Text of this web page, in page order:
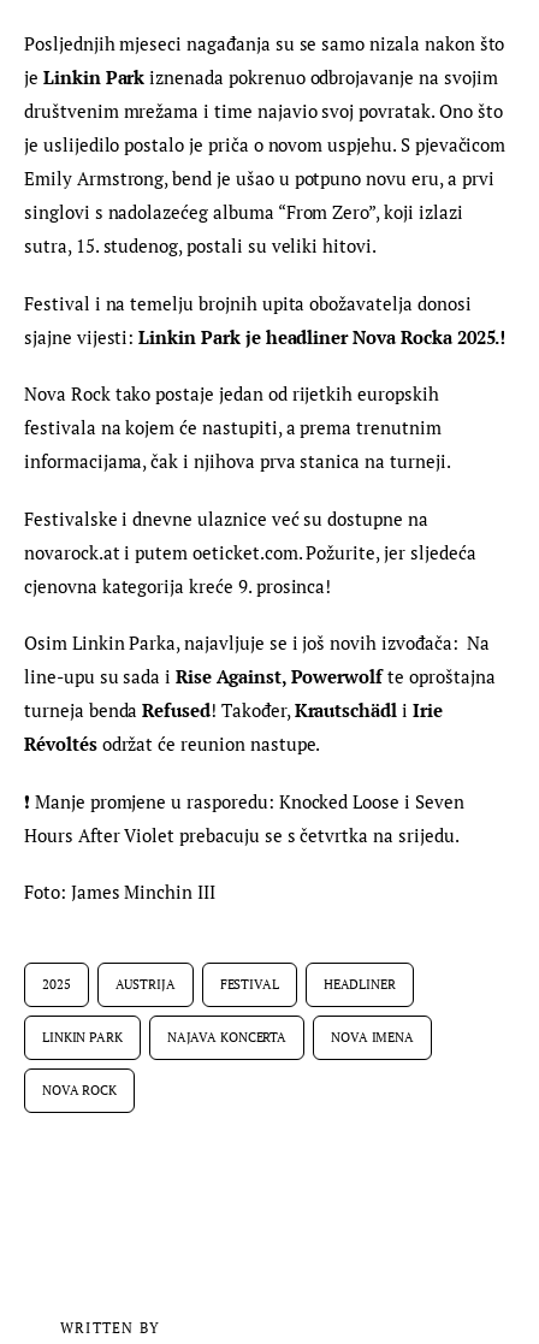
Posljednjih mjeseci nagađanja su se samo nizala nakon što
je Linkin Park iznenada pokrenuo odbrojavanje na svojim
društvenim mrežama i time najavio svoj povratak. Ono što
je uslijedilo postalo je priča o novom uspjehu. S pjevačicom
Emily Armstrong, bend je ušao u potpuno novu eru, a prvi
singlovi s nadolazećeg albuma “From Zero”, koji izlazi
sutra, 15. studenog, postali su veliki hitovi.
Festival i na temelju brojnih upita obožavatelja donosi
sjajne vijesti: Linkin Park je headliner Nova Rocka 2025.!
Nova Rock tako postaje jedan od rijetkih europskih
festivala na kojem će nastupiti, a prema trenutnim
informacijama, čak i njihova prva stanica na turneji.
Festivalske i dnevne ulaznice već su dostupne na
novarock.at i putem oeticket.com. Požurite, jer sljedeća
cjenovna kategorija kreće 9. prosinca!
Osim Linkin Parka, najavljuje se i još novih izvođača:  Na
line-upu su sada i Rise Against, Powerwolf te oproštajna
turneja benda Refused! Također, Krautschädl i Irie
Révoltés održat će reunion nastupe.
❗ Manje promjene u rasporedu: Knocked Loose i Seven
Hours After Violet prebacuju se s četvrtka na srijedu.
Foto: James Minchin III
2025 AUSTRIJA FESTIVAL HEADLINER
LINKIN PARK NAJAVA KONCERTA NOVA IMENA
NOVA ROCK
WRITTEN BY